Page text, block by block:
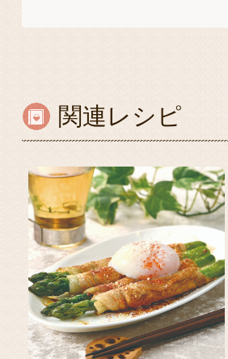
関連レシピ